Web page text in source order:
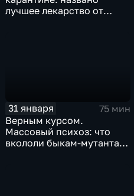
лучшее лекарство от
31 января
75 мин
Верным курсом.
Массовый психоз: что
вкололи быкам-мутантам,